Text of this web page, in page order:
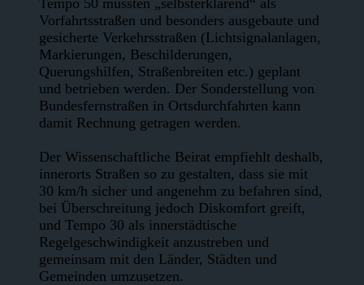
Vorfahrtsstraßen und besonders ausgebaute und
gesicherte Verkehrsstraßen (Lichtsignalanlagen,
Markierungen, Beschilderungen,
Querungshilfen, Straßenbreiten etc.) geplant
und betrieben werden. Der Sonderstellung von
Bundesfernstraßen in Ortsdurchfahrten kann
damit Rechnung getragen werden.
Der Wissenschaftliche Beirat empfiehlt deshalb,
innerorts Straßen so zu gestalten, dass sie mit
30 km/h sicher und angenehm zu befahren sind,
bei Überschreitung jedoch Diskomfort greift,
und Tempo 30 als innerstädtische
Regelgeschwindigkeit anzustreben und
gemeinsam mit den Länder, Städten und
Gemeinden umzusetzen.